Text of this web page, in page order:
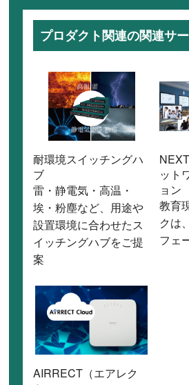
プロダクト関連の関連サ
耐環境スイッチングハ
ブ
雷・静電気・高温・
埃・粉塵など、用途や
設置環境に合わせたス
イッチングハブをご提
案
ット
ョン
教育
クは
フェ
AIRRECT（エアレク